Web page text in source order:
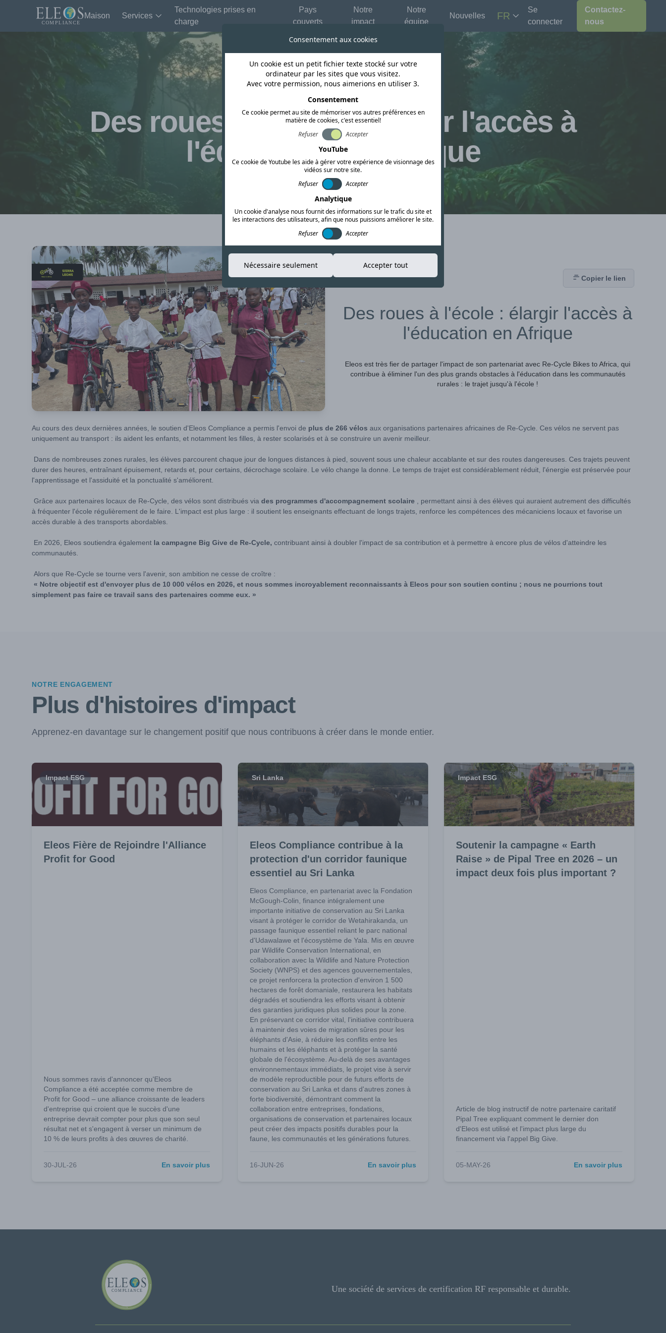
Maison Services
Technologies prises en
charge
Pays
couverts
Notre
impact
Notre
équipe
Nouvelles FR
Se
connecter
Contactez-
nous
Impact ESG
Des roues à l'école : élargir l'accès à
l'éducation en Afrique
23-MAR-26 Copier le lien
Des roues à l'école : élargir l'accès à
l'éducation en Afrique
Eleos est très fier de partager l'impact de son partenariat avec Re-Cycle Bikes to Africa, qui
contribue à éliminer l'un des plus grands obstacles à l'éducation dans les communautés
rurales : le trajet jusqu'à l'école !
Au cours des deux dernières années, le soutien d'Eleos Compliance a permis l'envoi de plus de 266 vélos aux organisations partenaires africaines de Re-Cycle. Ces vélos ne servent pas
uniquement au transport : ils aident les enfants, et notamment les filles, à rester scolarisés et à se construire un avenir meilleur.
Dans de nombreuses zones rurales, les élèves parcourent chaque jour de longues distances à pied, souvent sous une chaleur accablante et sur des routes dangereuses. Ces trajets peuvent
durer des heures, entraînant épuisement, retards et, pour certains, décrochage scolaire. Le vélo change la donne. Le temps de trajet est considérablement réduit, l'énergie est préservée pour
l'apprentissage et l'assiduité et la ponctualité s'améliorent.
Grâce aux partenaires locaux de Re-Cycle, des vélos sont distribués via des programmes d'accompagnement scolaire , permettant ainsi à des élèves qui auraient autrement des difficultés
à fréquenter l'école régulièrement de le faire. L'impact est plus large : il soutient les enseignants effectuant de longs trajets, renforce les compétences des mécaniciens locaux et favorise un
accès durable à des transports abordables.
En 2026, Eleos soutiendra également la campagne Big Give de Re-Cycle, contribuant ainsi à doubler l'impact de sa contribution et à permettre à encore plus de vélos d'atteindre les
communautés.
Alors que Re-Cycle se tourne vers l'avenir, son ambition ne cesse de croître :
« Notre objectif est d'envoyer plus de 10 000 vélos en 2026, et nous sommes incroyablement reconnaissants à Eleos pour son soutien continu ; nous ne pourrions tout
simplement pas faire ce travail sans des partenaires comme eux. »
NOTRE ENGAGEMENT
Plus d'histoires d'impact
Apprenez-en davantage sur le changement positif que nous contribuons à créer dans le monde entier.
Impact ESG
Eleos Fière de Rejoindre l'Alliance
Profit for Good
Nous sommes ravis d'annoncer qu'Eleos
Compliance a été acceptée comme membre de
Profit for Good – une alliance croissante de leaders
d'entreprise qui croient que le succès d'une
entreprise devrait compter pour plus que son seul
résultat net et s'engagent à verser un minimum de
10 % de leurs profits à des œuvres de charité.
30-JUL-26 En savoir plus
Sri Lanka
Eleos Compliance contribue à la
protection d'un corridor faunique
essentiel au Sri Lanka
Eleos Compliance, en partenariat avec la Fondation
McGough-Colin, finance intégralement une
importante initiative de conservation au Sri Lanka
visant à protéger le corridor de Wetahirakanda, un
passage faunique essentiel reliant le parc national
d'Udawalawe et l'écosystème de Yala. Mis en œuvre
par Wildlife Conservation International, en
collaboration avec la Wildlife and Nature Protection
Society (WNPS) et des agences gouvernementales,
ce projet renforcera la protection d'environ 1 500
hectares de forêt domaniale, restaurera les habitats
dégradés et soutiendra les efforts visant à obtenir
des garanties juridiques plus solides pour la zone.
En préservant ce corridor vital, l'initiative contribuera
à maintenir des voies de migration sûres pour les
éléphants d'Asie, à réduire les conflits entre les
humains et les éléphants et à protéger la santé
globale de l'écosystème. Au-delà de ses avantages
environnementaux immédiats, le projet vise à servir
de modèle reproductible pour de futurs efforts de
conservation au Sri Lanka et dans d'autres zones à
forte biodiversité, démontrant comment la
collaboration entre entreprises, fondations,
organisations de conservation et partenaires locaux
peut créer des impacts positifs durables pour la
faune, les communautés et les générations futures.
16-JUN-26 En savoir plus
Impact ESG
Soutenir la campagne « Earth
Raise » de Pipal Tree en 2026 – un
impact deux fois plus important ?
Article de blog instructif de notre partenaire caritatif
Pipal Tree expliquant comment le dernier don
d'Eleos est utilisé et l'impact plus large du
financement via l'appel Big Give.
05-MAY-26 En savoir plus
Une société de services de certification RF responsable et durable.
Consentement aux cookies
Un cookie est un petit fichier texte stocké sur votre
ordinateur par les sites que vous visitez.
Avec votre permission, nous aimerions en utiliser 3.
Consentement
Ce cookie permet au site de mémoriser vos autres préférences en
matière de cookies, c'est essentiel!
Refuser
Accepter
YouTube
Ce cookie de Youtube les aide à gérer votre expérience de visionnage des
vidéos sur notre site.
Refuser
Accepter
Analytique
Un cookie d'analyse nous fournit des informations sur le trafic du site et
les interactions des utilisateurs, afin que nous puissions améliorer le site.
Refuser
Accepter
Nécessaire seulement Accepter tout